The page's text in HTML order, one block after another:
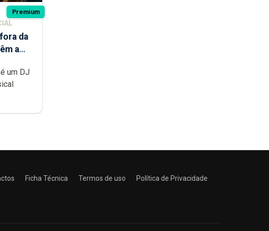
Premium
da
a
um DJ
Ficha Técnica Termos de uso
Política de Privacidade